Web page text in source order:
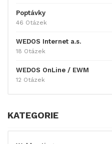
Poptávky
46 Otázek
WEDOS Internet a.s.
18 Otázek
WEDOS OnLine / EWM
12 Otázek
KATEGORIE